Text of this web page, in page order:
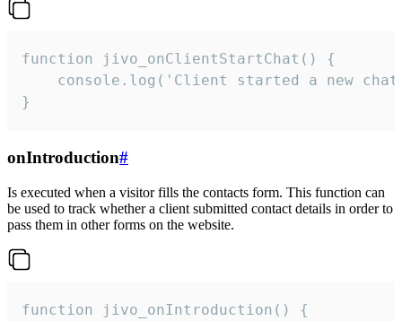
function jivo_onClientStartChat() {
console.log('Client started a new
}
onIntroduction#
Is executed when a visitor fills the contacts form. This function can
be used to track whether a client submitted contact details in order to
pass them in other forms on the website.
function jivo_onIntroduction() {